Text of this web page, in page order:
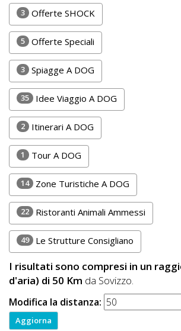
Inserisci
Attività
Accedi
Registrati
3 Offerte SHOCK
5 Offerte Speciali
3 Spiagge A DOG
35 Idee Viaggio A DOG
2 Itinerari A DOG
1 Tour A DOG
14 Zone Turistiche A DOG
22 Ristoranti Animali Ammessi
49 Le Strutture Consigliano
I risultati sono compresi in un
d'aria) di 50 Km da Sovizzo.
Modifica la distanza: